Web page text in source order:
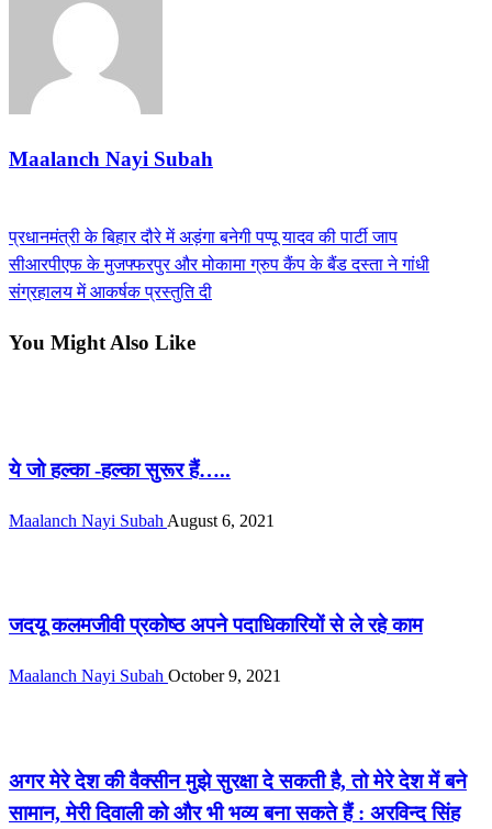
Maalanch Nayi Subah
Post
navigation
Previous
Post
प्रधानमंत्री के बिहार दौरे में अड़ंगा बनेगी पप्पू यादव की पार्टी जाप
Next
Post
सीआरपीएफ के मुजफ्फरपुर और मोकामा ग्रुप कैंप के बैंड दस्ता ने गांधी
संग्रहालय में आकर्षक प्रस्तुति दी
You Might Also Like
ये जो हल्का -हल्का सुरूर हैं…..
Maalanch Nayi Subah August 6, 2021
जदयू कलमजीवी प्रकोष्ठ अपने पदाधिकारियों से ले रहे काम
Maalanch Nayi Subah October 9, 2021
अगर मेरे देश की वैक्सीन मुझे सुरक्षा दे सकती है, तो मेरे देश में बने
सामान, मेरी दिवाली को और भी भव्य बना सकते हैं : अरविन्द सिंह